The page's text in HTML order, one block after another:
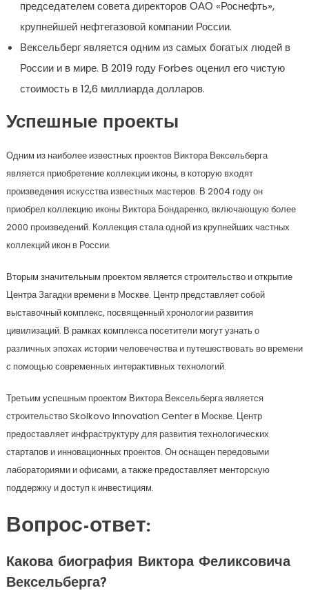
председателем совета директоров ОАО «Роснефть»,
крупнейшей нефтегазовой компании России.
Вексельберг является одним из самых богатых людей в
России и в мире. В 2019 году Forbes оценил его чистую
стоимость в 12,6 миллиарда долларов.
Успешные проекты
Одним из наиболее известных проектов Виктора Вексельберга
является приобретение коллекции иконы, в которую входят
произведения искусства известных мастеров. В 2004 году он
приобрел коллекцию иконы Виктора Бондаренко, включающую более
2000 произведений. Коллекция стала одной из крупнейших частных
коллекций икон в России.
Вторым значительным проектом является строительство и открытие
Центра Загадки времени в Москве. Центр представляет собой
выставочный комплекс, посвященный хронологии развития
цивилизаций. В рамках комплекса посетители могут узнать о
различных эпохах истории человечества и путешествовать во времени
с помощью современных интерактивных технологий.
Третьим успешным проектом Виктора Вексельберга является
строительство Skolkovo Innovation Center в Москве. Центр
предоставляет инфраструктуру для развития технологических
стартапов и инновационных проектов. Он оснащен передовыми
лабораториями и офисами, а также предоставляет менторскую
поддержку и доступ к инвестициям.
Вопрос-ответ:
Какова биография Виктора Феликсовича
Вексельберга?